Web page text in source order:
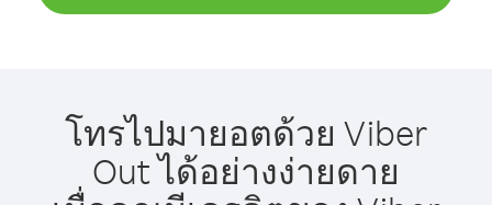
โทรไปมายอตด้วย Viber
Out ได้อย่างง่ายดาย